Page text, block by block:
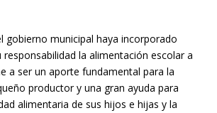
gobierno municipal haya incorporado
la alimentación escolar a
a ser un aporte fundamental para la
productor y una gran ayuda para
alimentaria de sus hijos e hijas y la